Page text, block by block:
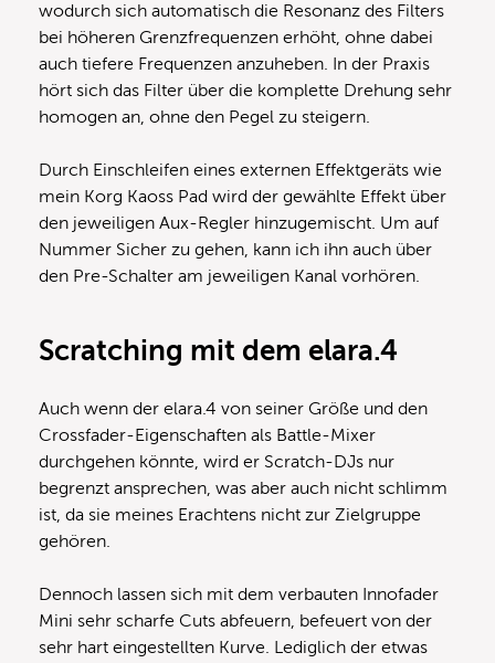
wodurch sich automatisch die Resonanz des Filters
bei höheren Grenzfrequenzen erhöht, ohne dabei
auch tiefere Frequenzen anzuheben. In der Praxis
hört sich das Filter über die komplette Drehung sehr
homogen an, ohne den Pegel zu steigern.
Durch Einschleifen eines externen Effektgeräts wie
mein Korg Kaoss Pad wird der gewählte Effekt über
den jeweiligen Aux-Regler hinzugemischt. Um auf
Nummer Sicher zu gehen, kann ich ihn auch über
den Pre-Schalter am jeweiligen Kanal vorhören.
Scratching mit dem elara.4
Auch wenn der elara.4 von seiner Größe und den
Crossfader-Eigenschaften als Battle-Mixer
durchgehen könnte, wird er Scratch-DJs nur
begrenzt ansprechen, was aber auch nicht schlimm
ist, da sie meines Erachtens nicht zur Zielgruppe
gehören.
Dennoch lassen sich mit dem verbauten Innofader
Mini sehr scharfe Cuts abfeuern, befeuert von der
sehr hart eingestellten Kurve. Lediglich der etwas